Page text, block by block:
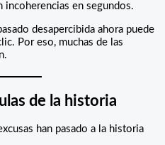
incoherencias en segundos.
desapercibida ahora puede
Por eso, muchas de las
de la historia
han pasado a la historia